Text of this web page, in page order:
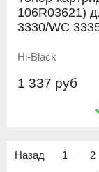
106R03621)
3330/WC
Hi-Black
1 337 руб
Назад 1 2